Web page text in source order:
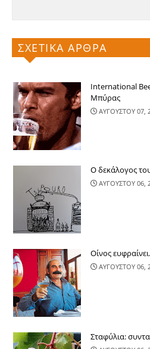
ΣΧΕΤΙΚΑ ΑΡΘΡΑ
International
Μπύρας
ΑΥΓΟΥΣΤΟΥ 07,
Ο δεκάλογος
ΑΥΓΟΥΣΤΟΥ 06,
Οίνος
ΑΥΓΟΥΣΤΟΥ 06,
Σταφύλια: